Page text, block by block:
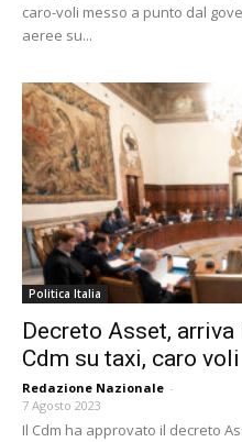
caro-voli messo a punto dal
aeree su...
Politica Italia
Decreto Asset, arriva
Cdm su taxi, caro voli
Redazione Nazionale -
7 Agosto 2023
Il Cdm ha approvato il decreto